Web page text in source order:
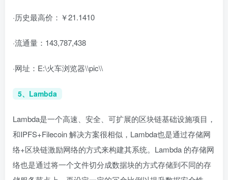
·历史最高价：￥21.1410
·流通量：143,787,438
·网址：E:\火车浏览器\\pic\\
5、Lambda
Lambda是一个高速、安全、可扩展的区块链基础设施项目，
和IPFS+Filecoin 解决方案很相似，Lambda也是通过存储网
络+区块链激励网络的方式来构建其系统。Lambda 的存储网
络也是通过将一个文件切分成数据块的方式存储到不同的存